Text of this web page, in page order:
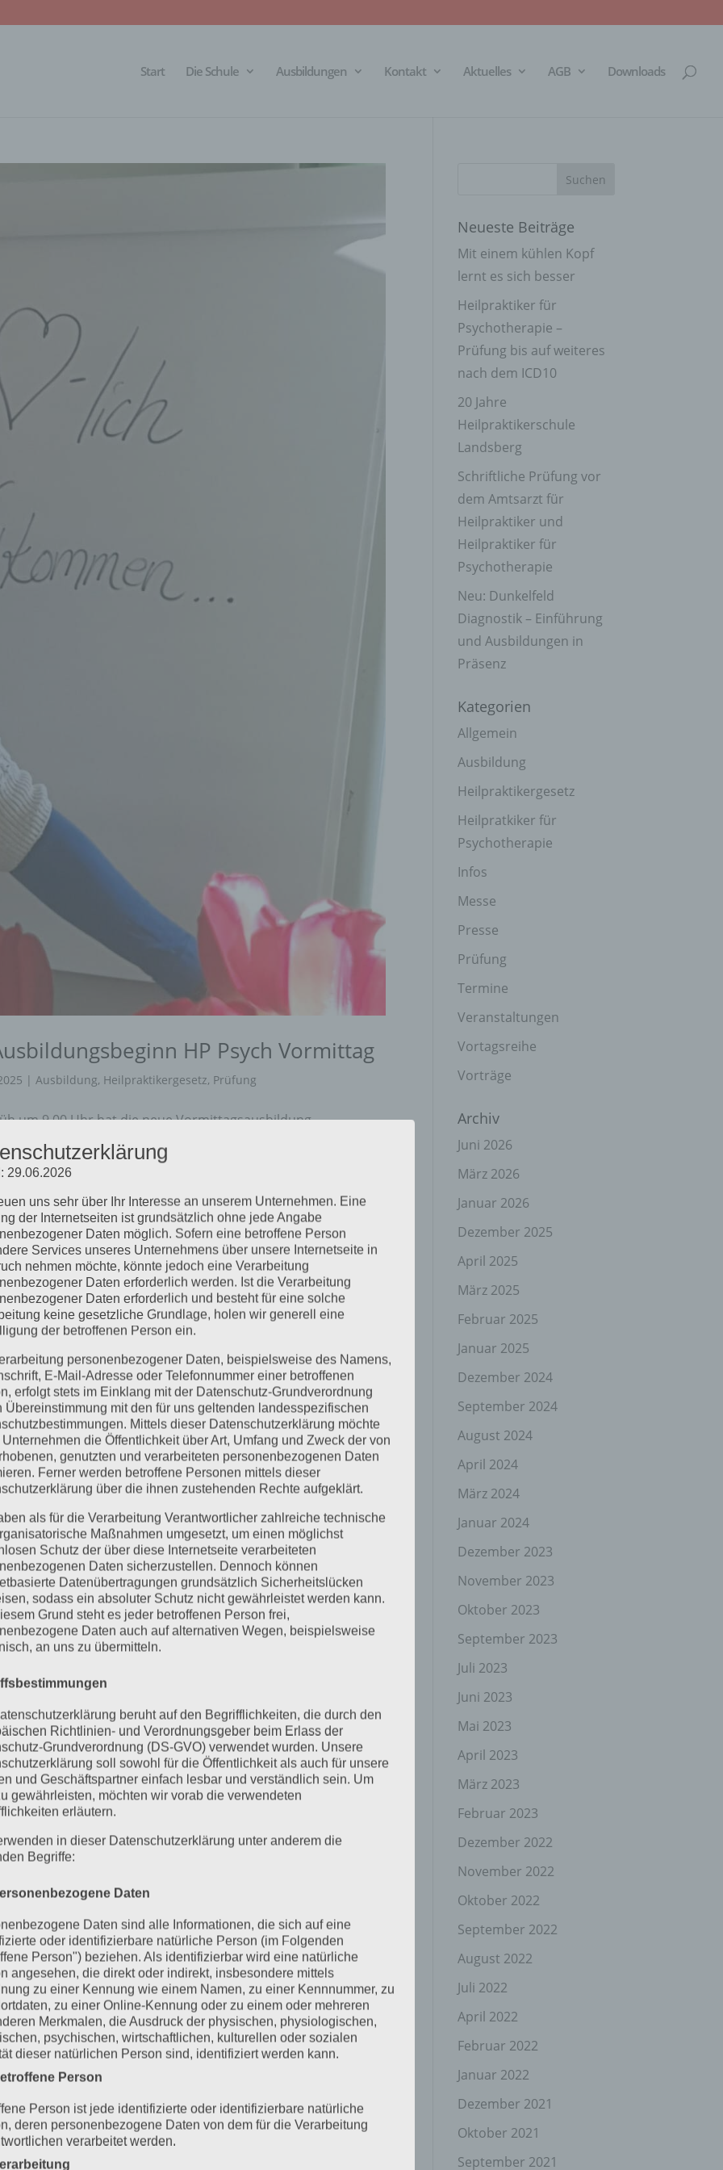
Start Die Schule Ausbildungen Kontakt Aktuelles AGB Downloads
HP Psych Vormittag
| Ausbildung, Heilpraktikergesetz, Prüfung
um 9.00 Uhr hat die neue Vormittagsausbildung
Bräutigam begonnen. Von 10.00 bis 12.00 Uhr war die
Uhr die schriftliche Prüfung...
Psychotherapie
des prüfungsrelevanten Stoffes für die Prüfung
Das Angebot richtet sich an ehemalige
für Psychotherapie an dieser...
Neueste Beiträge
Mit einem kühlen Kopf
lernt es sich besser
Heilpraktiker für
Psychotherapie –
Prüfung bis auf weiteres
nach dem ICD10
20 Jahre
Heilpraktikerschule
Landsberg
Schriftliche Prüfung vor
dem Amtsarzt für
Heilpraktiker und
Heilpraktiker für
Psychotherapie
Neu: Dunkelfeld
Diagnostik – Einführung
und Ausbildungen in
Präsenz
Kategorien
Allgemein
Ausbildung
Heilpraktikergesetz
Heilpratkiker für
Psychotherapie
Infos
Messe
Presse
Prüfung
Termine
Veranstaltungen
Vortagsreihe
Vorträge
Archiv
Juni 2026
März 2026
Januar 2026
Dezember 2025
April 2025
März 2025
Februar 2025
Januar 2025
Dezember 2024
September 2024
August 2024
April 2024
März 2024
Januar 2024
Dezember 2023
November 2023
Oktober 2023
September 2023
Juli 2023
Juni 2023
Mai 2023
April 2023
März 2023
Februar 2023
Dezember 2022
November 2022
Oktober 2022
September 2022
August 2022
Juli 2022
April 2022
Februar 2022
Januar 2022
Dezember 2021
Oktober 2021
September 2021
29.06.2026
uns sehr über Ihr Interesse an unserem Unternehmen. Eine
der Internetseiten ist grundsätzlich ohne jede Angabe
Daten möglich. Sofern eine betroffene Person
Services unseres Unternehmens über unsere Internetseite in
nehmen möchte, könnte jedoch eine Verarbeitung
Daten erforderlich werden. Ist die Verarbeitung
Daten erforderlich und besteht für eine solche
keine gesetzliche Grundlage, holen wir generell eine
der betroffenen Person ein.
personenbezogener Daten, beispielsweise des Namens,
E-Mail-Adresse oder Telefonnummer einer betroffenen
erfolgt stets im Einklang mit der Datenschutz-Grundverordnung
Übereinstimmung mit den für uns geltenden landesspezifischen
Mittels dieser Datenschutzerklärung möchte
Unternehmen die Öffentlichkeit über Art, Umfang und Zweck der von
genutzten und verarbeiteten personenbezogenen Daten
Ferner werden betroffene Personen mittels dieser
über die ihnen zustehenden Rechte aufgeklärt.
als für die Verarbeitung Verantwortlicher zahlreiche technische
Maßnahmen umgesetzt, um einen möglichst
Schutz der über diese Internetseite verarbeiteten
Daten sicherzustellen. Dennoch können
Datenübertragungen grundsätzlich Sicherheitslücken
sodass ein absoluter Schutz nicht gewährleistet werden kann.
Grund steht es jeder betroffenen Person frei,
Daten auch auf alternativen Wegen, beispielsweise
an uns zu übermitteln.
beruht auf den Begrifflichkeiten, die durch den
Richtlinien- und Verordnungsgeber beim Erlass der
Grundverordnung (DS-GVO) verwendet wurden. Unsere
soll sowohl für die Öffentlichkeit als auch für unsere
und Geschäftspartner einfach lesbar und verständlich sein. Um
gewährleisten, möchten wir vorab die verwendeten
erläutern.
in dieser Datenschutzerklärung unter anderem die
Begriffe:
Daten
Daten sind alle Informationen, die sich auf eine
oder identifizierbare natürliche Person (im Folgenden
Person") beziehen. Als identifizierbar wird eine natürliche
angesehen, die direkt oder indirekt, insbesondere mittels
zu einer Kennung wie einem Namen, zu einer Kennnummer, zu
zu einer Online-Kennung oder zu einem oder mehreren
Merkmalen, die Ausdruck der physischen, physiologischen,
psychischen, wirtschaftlichen, kulturellen oder sozialen
dieser natürlichen Person sind, identifiziert werden kann.
Person
Person ist jede identifizierte oder identifizierbare natürliche
deren personenbezogene Daten von dem für die Verarbeitung
verarbeitet werden.